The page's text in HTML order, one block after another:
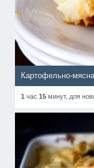
Картофельно-
1 час 15 минут, для